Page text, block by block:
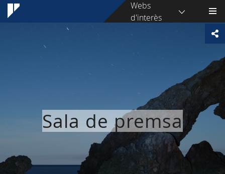
Webs
d'interès
Sala de premsa